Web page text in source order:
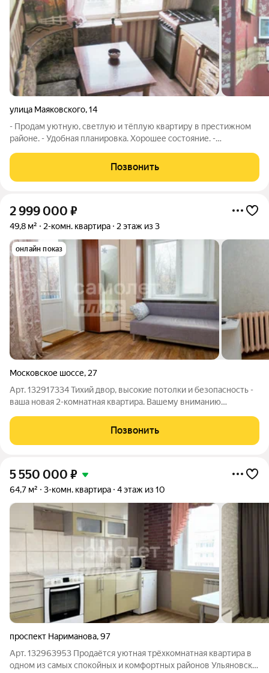
улица Маяковского,14
- Продам уютную, светлую и тёплую квартиру в престижном
районе. - Удобная планировка. Хорошее состояние. -
Совмещенный С/У - кафель. - Капитальный ремонт КРЫШИ,
ПОДЪЕЗДА, СИСТЕМЫ ВОДОСНАБЖЕНИЯ
Позвонить
2 999 000 ₽
49,8 м² 2-комн. квартира 2 этаж из 3
онлайн показ
Московское шоссе, 27
Арт. 132917334 Тихий двор, высокие потолки и безопасность -
ваша новая 2-комнатная квартира. Вашему вниманию
балконом 2 кв.м. в развитом Засвияжском районе по адресу:
Московское шоссе д.27. Эту
Позвонить
5 550 000 ₽
64,7 м² 3-комн. квартира 4 этаж из 10
проспект Нариманова,97
Арт. 132963953 Продаётся уютная трёхкомнатная квартира в
одном из самых спокойных и комфортных районов Ульяновска!